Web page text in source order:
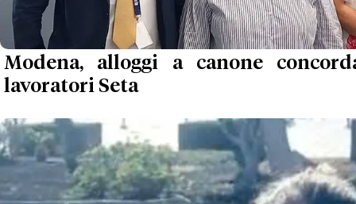
Modena, alloggi a canone
lavoratori Seta